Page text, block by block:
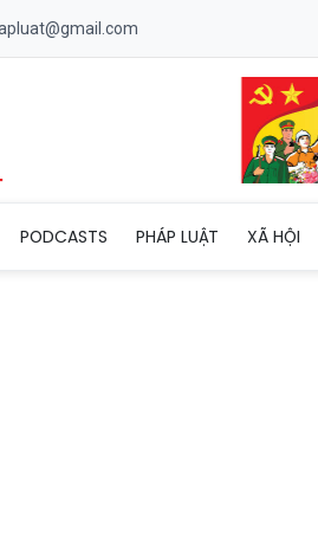
PODCASTS PHÁP LUẬT XÃ HỘI